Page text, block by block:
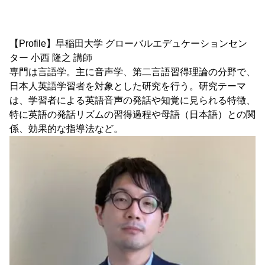
【Profile】早稲田大学 グローバルエデュケーションセン
ター 小西 隆之 講師
専門は言語学。主に音声学、第二言語習得理論の分野で、
日本人英語学習者を対象とした研究を行う。研究テーマ
は、学習者による英語音声の発話や知覚に見られる特徴、
特に英語の発話リズムの習得過程や母語（日本語）との関
係、効果的な指導法など。